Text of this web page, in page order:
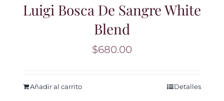
Luigi Bosca De Sangre White
Blend
$680.00
Añadir al carrito Detalles